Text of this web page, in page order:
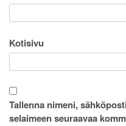
Kotisivu
Tallenna nimeni,
selaimeen seuraavaa